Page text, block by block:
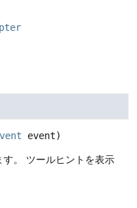
event)
。
ツールヒントを表示